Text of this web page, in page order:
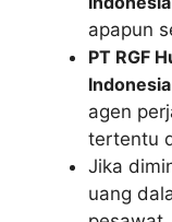
apapun
PT RGF
Indonesia
agen
tertentu
Jika
uang